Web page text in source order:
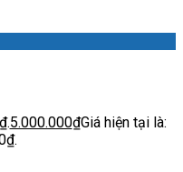
5.000.000₫Giá hiện tại là: